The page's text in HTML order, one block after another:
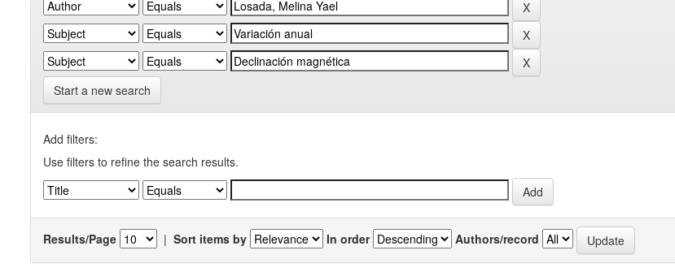
Start a new search
Add filters:
Use filters to refine the search results.
Results/Page | Sort items by In order Authors/record